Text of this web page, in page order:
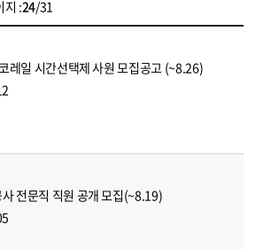
:24/31
레일 시간선택제 사원 모집공고 (~8.26)
전문직 직원 공개 모집(~8.19)